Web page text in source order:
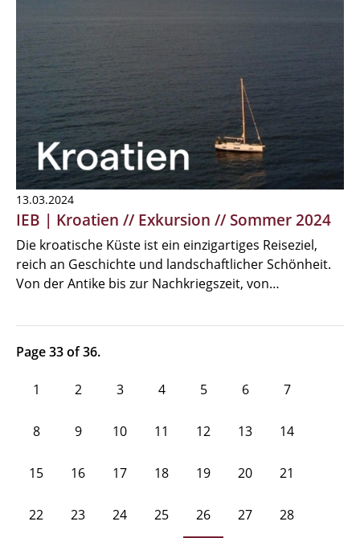
13.03.2024
IEB | Kroatien // Exkursion // Sommer 2024
Die kroatische Küste ist ein einzigartiges Reiseziel,
reich an Geschichte und landschaftlicher Schönheit.
Von der Antike bis zur Nachkriegszeit, von…
Page 33 of 36.
1 2 3 4 5 6 7
8 9 10 11 12 13 14
15 16 17 18 19 20 21
22 23 24 25 26 27 28